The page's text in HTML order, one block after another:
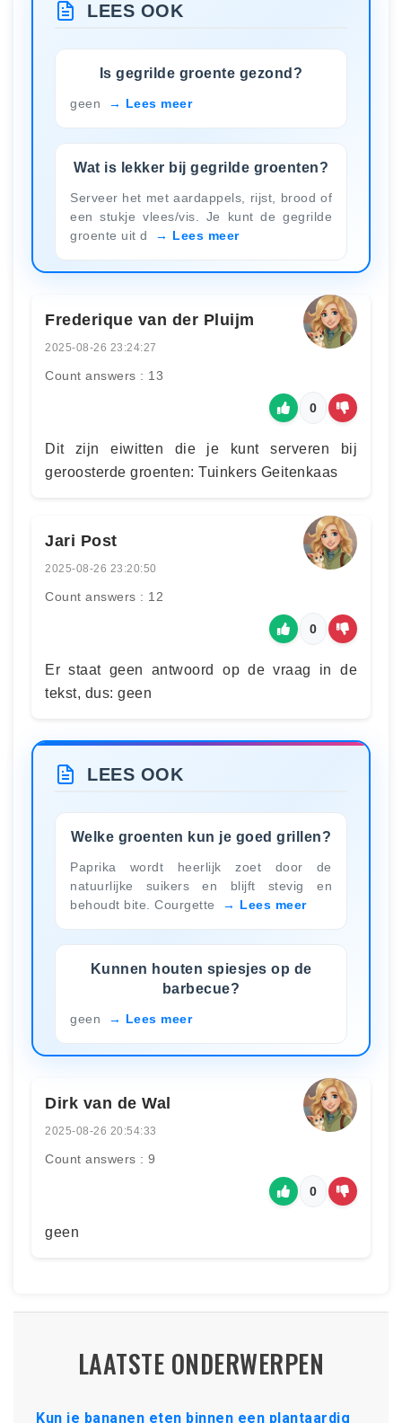
LEES OOK
Is gegrilde groente gezond?
geen Lees meer
Wat is lekker bij gegrilde groenten?
Serveer het met aardappels, rijst, brood of
een stukje vlees/vis. Je kunt de gegrilde
groente uit d
Lees meer
Frederique van der Pluijm
2025-08-26 23:24:27
Count answers : 13
0
Dit zijn eiwitten die je kunt serveren bij
geroosterde groenten: Tuinkers Geitenkaas
Jari Post
2025-08-26 23:20:50
Count answers : 12
0
Er staat geen antwoord op de vraag in de
tekst, dus: geen
LEES OOK
Welke groenten kun je goed grillen?
Paprika wordt heerlijk zoet door de
natuurlijke suikers en blijft stevig en
behoudt bite. Courgette
Lees meer
Kunnen houten spiesjes op de
barbecue?
geen Lees meer
Dirk van de Wal
2025-08-26 20:54:33
Count answers : 9
0
geen
LAATSTE ONDERWERPEN
Kun je bananen eten binnen een plantaardig